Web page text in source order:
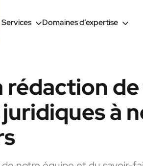
Services Domaines d’expertise
rédaction
à